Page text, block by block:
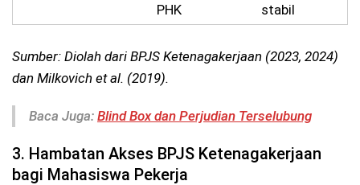
PHK
stabil
Sumber: Diolah dari BPJS Ketenagakerjaan (2023, 2024)
dan Milkovich et al. (2019).
Baca Juga: Blind Box dan Perjudian Terselubung
3. Hambatan Akses BPJS Ketenagakerjaan
bagi Mahasiswa Pekerja